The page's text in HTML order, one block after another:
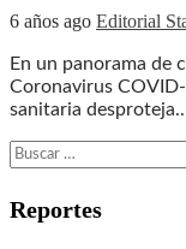
6 años ago Editorial
En un panorama de
Coronavirus
sanitaria
Buscar:
Reportes